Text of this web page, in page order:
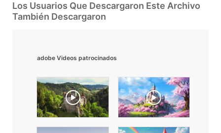
Los Usuarios Que Descargaron Este Archivo
También Descargaron
adobe Videos patrocinados